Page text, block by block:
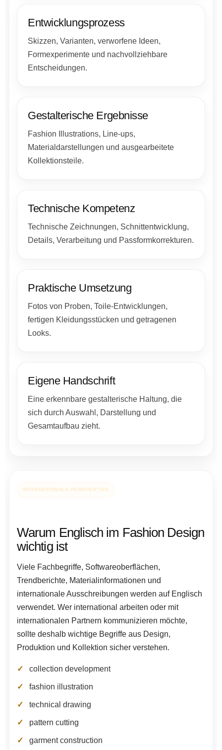
Entwicklungsprozess
Skizzen, Varianten, verworfene Ideen,
Formexperimente und nachvollziehbare
Entscheidungen.
Gestalterische Ergebnisse
Fashion Illustrations, Line-ups,
Materialdarstellungen und ausgearbeitete
Kollektionsteile.
Technische Kompetenz
Technische Zeichnungen, Schnittentwicklung,
Details, Verarbeitung und Passformkorrekturen.
Praktische Umsetzung
Fotos von Proben, Toile-Entwicklungen,
fertigen Kleidungsstücken und getragenen
Looks.
Eigene Handschrift
Eine erkennbare gestalterische Haltung, die
sich durch Auswahl, Darstellung und
Gesamtaufbau zieht.
INTERNATIONALE PERSPEKTIVE
Warum Englisch im Fashion Design
wichtig ist
Viele Fachbegriffe, Softwareoberflächen,
Trendberichte, Materialinformationen und
internationale Ausschreibungen werden auf Englisch
verwendet. Wer international arbeiten oder mit
internationalen Partnern kommunizieren möchte,
sollte deshalb wichtige Begriffe aus Design,
Produktion und Kollektion sicher verstehen.
collection development
fashion illustration
technical drawing
pattern cutting
garment construction